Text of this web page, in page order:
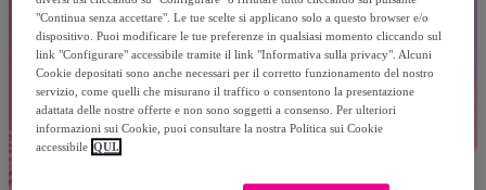
"Continua senza accettare". Le tue scelte si applicano solo a questo browser e/o
dispositivo. Puoi modificare le tue preferenze in qualsiasi momento cliccando sul
link "Configurare" accessibile tramite il link "Informativa sulla privacy". Alcuni
Cookie depositati sono anche necessari per il corretto funzionamento del nostro
servizio, come quelli che misurano il traffico o consentono la presentazione
adattata delle nostre offerte e non sono soggetti a consenso. Per ulteriori
informazioni sui Cookie, puoi consultare la nostra Politica sui Cookie
accessibile QUI.